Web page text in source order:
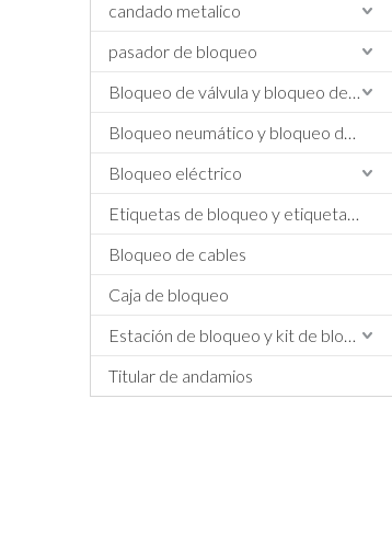
candado metalico
pasador de bloqueo
Bloqueo de válvula y bloqueo de manguera
Bloqueo neumático y bloqueo de cilindros
Bloqueo eléctrico
Etiquetas de bloqueo y etiquetado, etiquetas y letreros
Bloqueo de cables
Caja de bloqueo
Estación de bloqueo y kit de bloqueo
Titular de andamios